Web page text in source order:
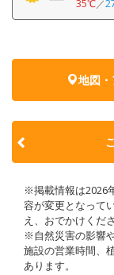
35℃／
地図
※掲載情報は2026
容が変更となって
え、おでかけくださ
※自然災害の影響
施設の営業時間、
あります。